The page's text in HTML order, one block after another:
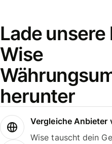
Lade
Wise
herunter
Vergleiche Anbieter
Wise tauscht dein